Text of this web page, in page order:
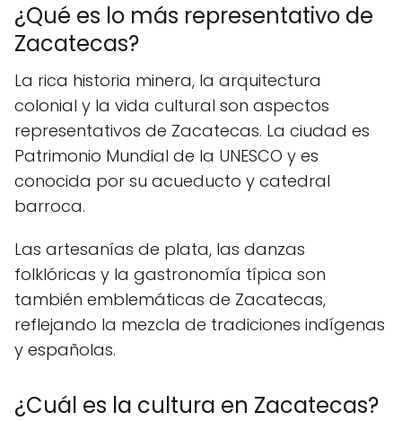
¿Qué es lo más representativo de
Zacatecas?
La rica historia minera, la arquitectura
colonial y la vida cultural son aspectos
representativos de Zacatecas. La ciudad es
Patrimonio Mundial de la UNESCO y es
conocida por su acueducto y catedral
barroca.
Las artesanías de plata, las danzas
folklóricas y la gastronomía típica son
también emblemáticas de Zacatecas,
reflejando la mezcla de tradiciones indígenas
y españolas.
¿Cuál es la cultura en Zacatecas?